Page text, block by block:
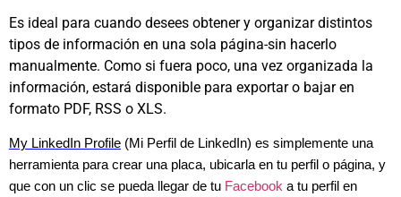
Es ideal para cuando desees obtener y organizar distintos
tipos de información en una sola página-sin hacerlo
manualmente. Como si fuera poco, una vez organizada la
información, estará disponible para exportar o bajar en
formato PDF, RSS o XLS.
My LinkedIn Profile (Mi Perfil de LinkedIn) es simplemente una
herramienta para crear una placa, ubicarla en tu perfil o página, y
que con un clic se pueda llegar de tu Facebook a tu perfil en